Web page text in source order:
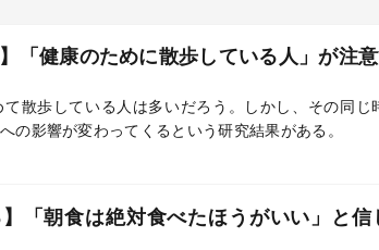
「健康のために散歩している人」が注
散歩している人は多いだろう。しかし、その同じ
の影響が変わってくるという研究結果がある。
】「朝食は絶対食べたほうがいい」と